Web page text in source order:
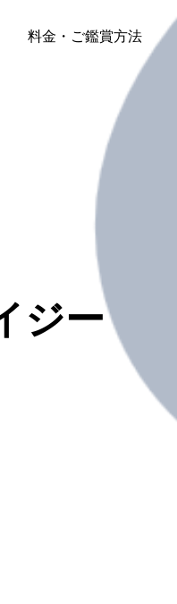
料金・ご鑑賞方法
ジー